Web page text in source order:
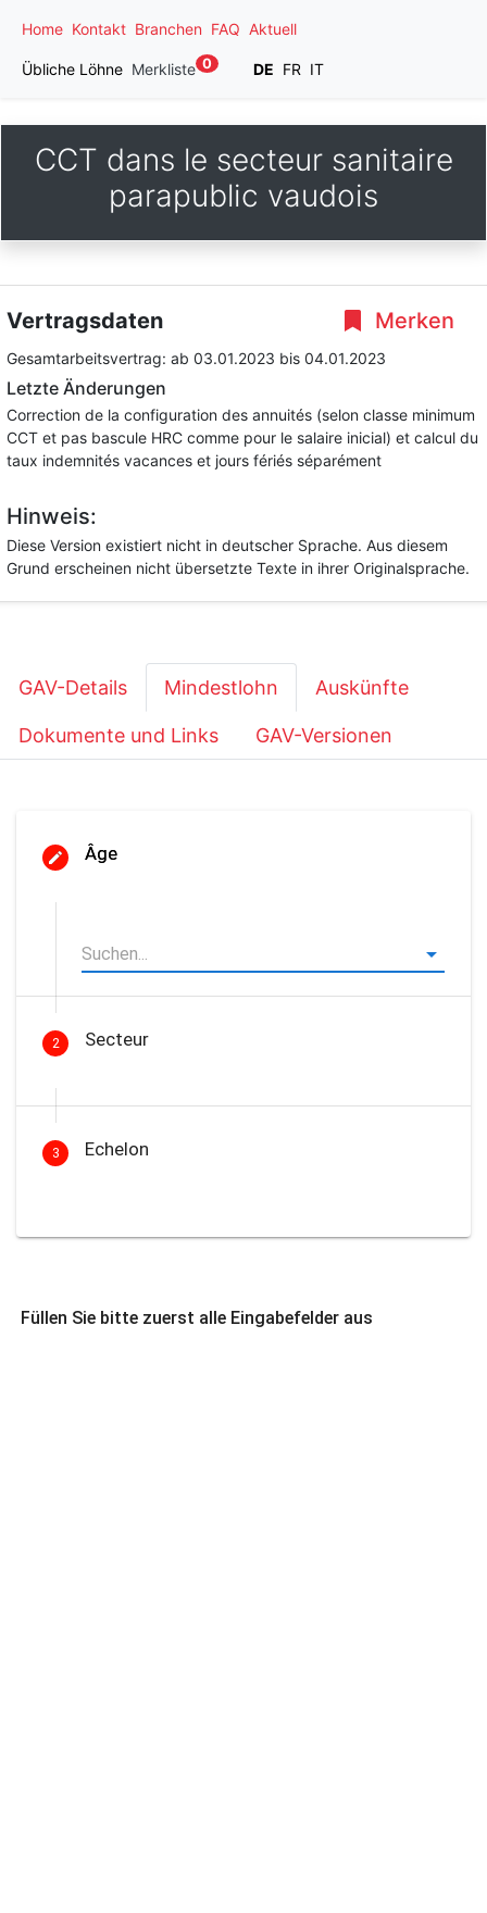
Home Kontakt Branchen FAQ Aktuell
Übliche Löhne Merkliste 0 DE FR IT
CCT dans le secteur sanitaire
parapublic vaudois
Merken
Vertragsdaten
Gesamtarbeitsvertrag: ab 03.01.2023 bis 04.01.2023
Letzte Änderungen
Correction de la configuration des annuités (selon classe minimum
CCT et pas bascule HRC comme pour le salaire inicial) et calcul du
taux indemnités vacances et jours fériés séparément
Hinweis:
Diese Version existiert nicht in deutscher Sprache. Aus diesem
Grund erscheinen nicht übersetzte Texte in ihrer Originalsprache.
GAV-Details Mindestlohn Auskünfte
Dokumente und Links GAV-Versionen
Âge
2 Secteur
3 Echelon
Füllen Sie bitte zuerst alle Eingabefelder aus